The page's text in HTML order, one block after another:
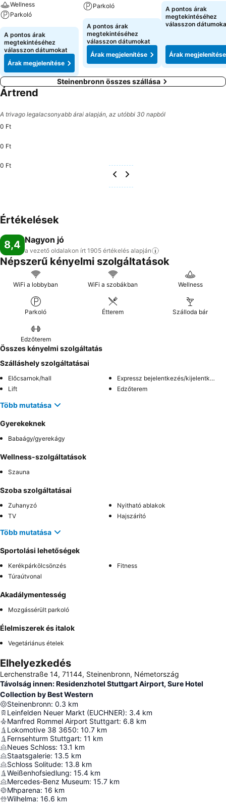
Wellness
Parkoló
A pontos árak
megtekintéséhez
válasszon dátumokat
Árak megjelenítése
Parkoló
A pontos árak
megtekintéséhez
válasszon dátumokat
Árak megjelenítése
A pontos árak
megtekintéséhez
válasszon
Árak megjelenítése
Steinenbronn összes szállása
Ártrend
A trivago legalacsonyabb árai alapján, az utóbbi 30 napból
0 Ft
0 Ft
0 Ft
Értékelések
8,4 Nagyon jó
a vezető oldalakon írt 1905 értékelés alapján
Népszerű kényelmi szolgáltatások
WiFi a lobbyban WiFi a szobákban Wellness
Parkoló Étterem Szálloda bár
Edzőterem
Összes kényelmi szolgáltatás
Szálláshely szolgáltatásai
Előcsarnok/hall
Expressz bejelentkezés/kijelentkezés
Lift
Edzőterem
Több mutatása
Gyerekeknek
Babaágy/gyerekágy
Wellness-szolgáltatások
Szauna
Szoba szolgáltatásai
Zuhanyzó
Nyitható ablakok
TV
Hajszárító
Több mutatása
Sportolási lehetőségek
Kerékpárkölcsönzés
Fitness
Túraútvonal
Akadálymentesség
Mozgássérült parkoló
Élelmiszerek és italok
Vegetáriánus ételek
Elhelyezkedés
Lerchenstraße 14, 71144, Steinenbronn, Németország
Távolság innen: Residenzhotel Stuttgart Airport, Sure Hotel
Collection by Best Western
Steinenbronn: 0.3 km
Leinfelden Neuer Markt (EUCHNER): 3.4 km
Manfred Rommel Airport Stuttgart: 6.8 km
Lokomotive 38 3650: 10.7 km
Fernsehturm Stuttgart: 11 km
Neues Schloss: 13.1 km
Staatsgalerie: 13.5 km
Schloss Solitude: 13.8 km
Weißenhofsiedlung: 15.4 km
Mercedes-Benz Museum: 15.7 km
Mhparena: 16 km
Wilhelma: 16.6 km